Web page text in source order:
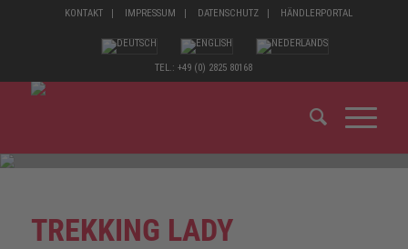
KONTAKT IMPRESSUM DATENSCHUTZ HÄNDLERPORTAL
TEL.: +49 (0) 2825 80168
TREKKING LADY